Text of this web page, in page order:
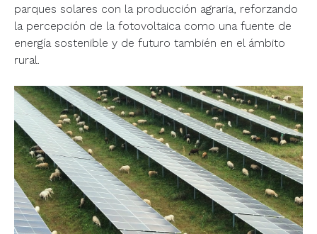
parques solares con la producción agraria, reforzando
la percepción de la fotovoltaica como una fuente de
energía sostenible y de futuro también en el ámbito
rural.